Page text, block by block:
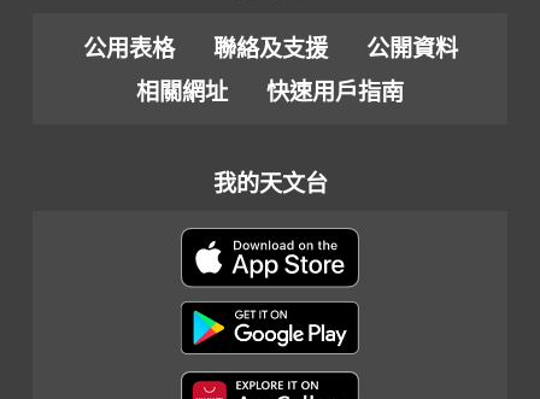
公用表格 聯絡及支援
公開資料
相關網址
快速用戶指南
我的天文台